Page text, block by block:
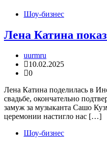
Шоу-бизнес
Лена Катина
uurmru
10.02.2025
0
Лена Катина поделилась в
свадьбе, окончательно
замуж за музыканта Сашо
церемонии настигло нас […]
Шоу-бизнес